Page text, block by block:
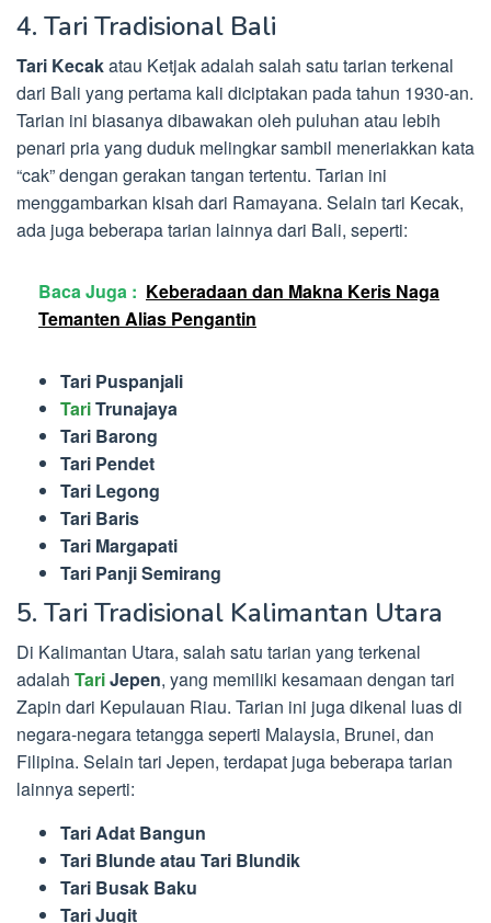
4. Tari Tradisional Bali
Tari Kecakatau Ketjak adalah salah satu tarian terkenal
dari Bali yang pertama kali diciptakan pada tahun 1930-an.
Tarian ini biasanya dibawakan oleh puluhan atau lebih
penari pria yang duduk melingkar sambil meneriakkan kata
“cak” dengan gerakan tangan tertentu. Tarian ini
menggambarkan kisah dari Ramayana. Selain tari Kecak,
ada juga beberapa tarian lainnya dari Bali, seperti:
Baca Juga : Keberadaan dan Makna Keris Naga
Temanten Alias Pengantin
Tari Puspanjali
TariTrunajaya
Tari Barong
Tari Pendet
Tari Legong
Tari Baris
Tari Margapati
Tari Panji Semirang
5. Tari Tradisional Kalimantan Utara
Di Kalimantan Utara, salah satu tarian yang terkenal
adalah TariJepen, yang memiliki kesamaan dengan tari
Zapin dari Kepulauan Riau. Tarian ini juga dikenal luas di
negara-negara tetangga seperti Malaysia, Brunei, dan
Filipina. Selain tari Jepen, terdapat juga beberapa tarian
lainnya seperti:
Tari Adat Bangun
Tari Blunde atau Tari Blundik
Tari Busak Baku
Tari Jugit